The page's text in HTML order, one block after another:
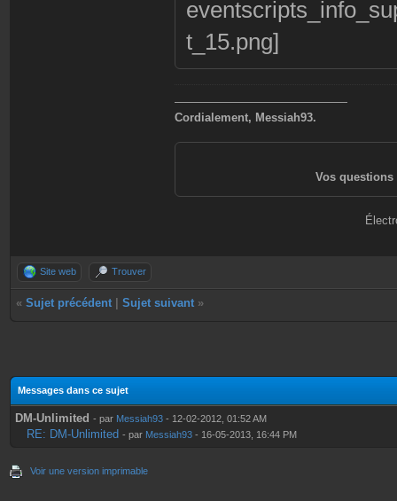
———————————————
Cordialement, Messiah93.
Vos questions
Site web Trouver
« Sujet précédent Sujet suivant »
Messages dans ce sujet
DM-Unlimited - par Messiah93 - 12-02-2012, 01:52 AM
RE: DM-Unlimited - par Messiah93 - 16-05-2013, 16:44 PM
Voir une version imprimable